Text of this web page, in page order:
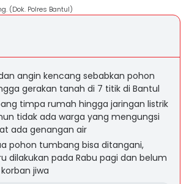
(Dok. Polres Bantul)
angin kencang sebabkan pohon
gerakan tanah di 7 titik di Bantul
timpa rumah hingga jaringan listrik
tidak ada warga yang mengungsi
ada genangan air
pohon tumbang bisa ditangani,
dilakukan pada Rabu pagi dan belum
jiwa